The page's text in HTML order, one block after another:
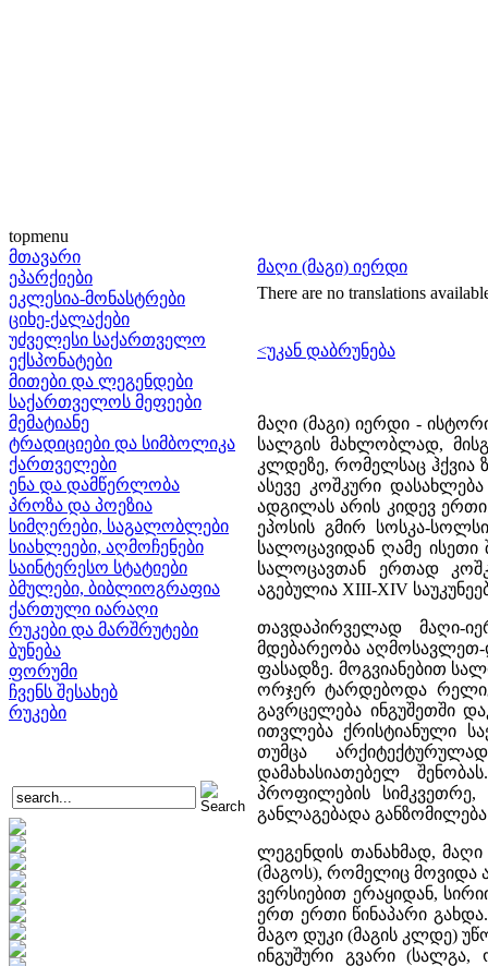
topmenu
მთავარი
ეპარქიები
ეკლესია-მონასტრები
ციხე-ქალაქები
უძველესი საქართველო
ექსპონატები
მითები და ლეგენდები
საქართველოს მეფეები
მემატიანე
ტრადიციები და სიმბოლიკა
ქართველები
ენა და დამწერლობა
პროზა და პოეზია
სიმღერები, საგალობლები
სიახლეები, აღმოჩენები
საინტერესო სტატიები
ბმულები, ბიბლიოგრაფია
ქართული იარაღი
რუკები და მარშრუტები
ბუნება
ფორუმი
ჩვენს შესახებ
რუკები
მაღი (მაგი) იერდი
There are no translations
<უკან დაბრუნება
მაღი (მაგი) იერდი -
სალგის მახლობლად,
კლდეზე, რომელსაც ჰქვია
ასევე კოშკური
ადგილას არის კიდევ
ეპოსის გმირ სოსკა-
სალოცავიდან ღამე ისეთი
სალოცავთან ერთად
აგებულია XIII-XIV
თავდაპირველად მაღი-
მდებარეობა
ფასადზე. მოგვიანებით
ორჯერ ტარდებოდა
გავრცელება ინგუშეთში
ითვლება ქრისტიანული
თუმცა
დამახასიათებელ
პროფილების სიმკვეთრე,
განლაგებადა
ლეგენდის თანახმად, მაღი
(მაგოს), რომელიც მოვიდა
ვერსიებით ერაყიდან,
ერთ ერთი წინაპარი
მაგო დუკი (მაგის კლდე)
ინგუშური გვარი